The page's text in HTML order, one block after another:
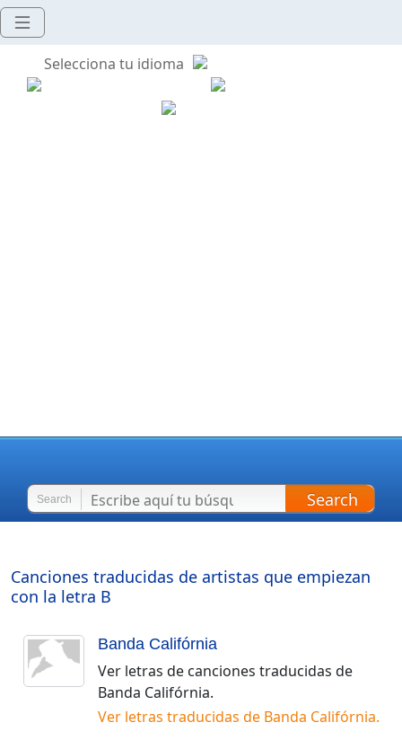
Selecciona tu idioma
Search Search
Canciones traducidas de artistas que empiezan
con la letra B
Banda Califórnia
Ver letras de canciones traducidas de
Banda Califórnia.
Ver letras traducidas de Banda Califórnia.